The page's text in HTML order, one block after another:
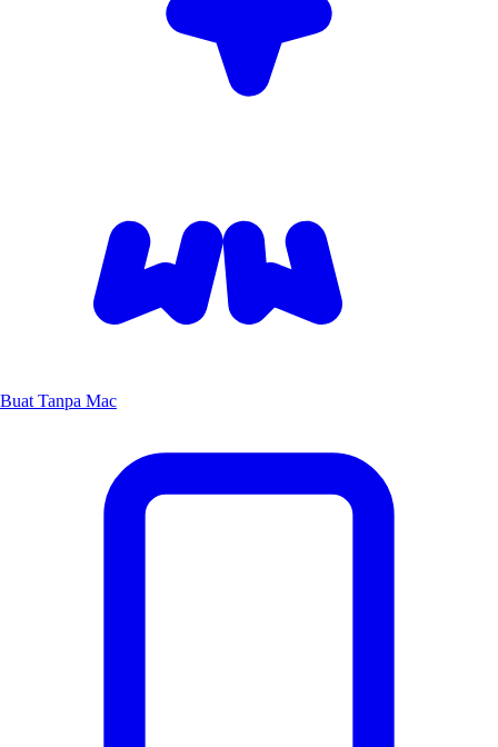
Buat Tanpa Mac